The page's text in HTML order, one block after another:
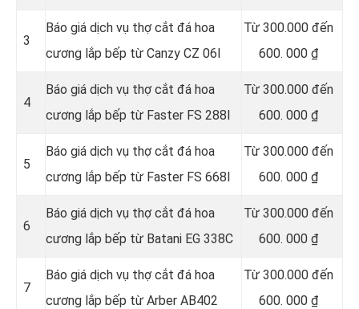
3
Báo giá dịch vụ thợ cắt đá hoa
cương lắp bếp từ Canzy CZ 06I
Từ 300.000 đến
600. 000 ₫
4
Báo giá dịch vụ thợ cắt đá hoa
cương lắp bếp từ Faster FS 288I
Từ 300.000 đến
600. 000 ₫
5
Báo giá dịch vụ thợ cắt đá hoa
cương lắp bếp từ Faster FS 668I
Từ 300.000 đến
600. 000 ₫
6
Báo giá dịch vụ thợ cắt đá hoa
cương lắp bếp từ Batani EG 338C
Từ 300.000 đến
600. 000 ₫
7
Báo giá dịch vụ thợ cắt đá hoa
cương lắp bếp từ Arber AB402
Từ 300.000 đến
600. 000 ₫